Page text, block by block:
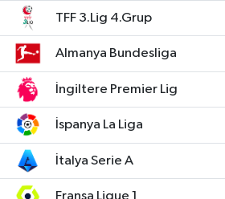
TFF 3.Lig 4.Grup
Almanya Bundesliga
İngiltere Premier Lig
İspanya La Liga
İtalya Serie A